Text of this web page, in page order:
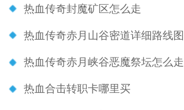
热血传奇封魔矿区怎么走
热血传奇赤月山谷密道详细路线图
热血传奇赤月峡谷恶魔祭坛怎么走
热血合击转职卡哪里买